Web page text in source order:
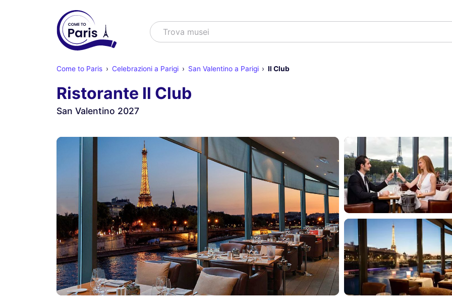
Cercare
Trova m
Come to Paris Celebrazioni a Parigi San Valentino a Parigi Il Club
Ristorante Il Club
San Valentino 2027